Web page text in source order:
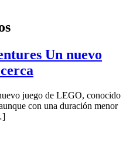
Un nuevo
juego de LEGO, conocido
con una duración menor